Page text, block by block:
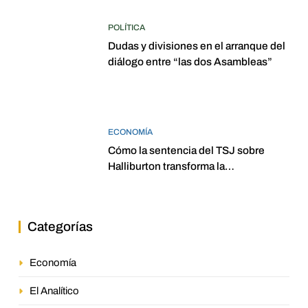
POLÍTICA
Dudas y divisiones en el arranque del
diálogo entre “las dos Asambleas”
ECONOMÍA
Cómo la sentencia del TSJ sobre
Halliburton transforma la
Categorías
Economía
El Analítico